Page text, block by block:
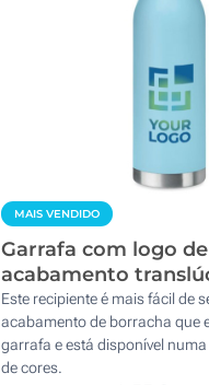
MAIS VENDIDO
Garrafa com logo
acabamento
Este recipiente é mais fácil de
acabamento de borracha que
garrafa e está disponível
de cores.